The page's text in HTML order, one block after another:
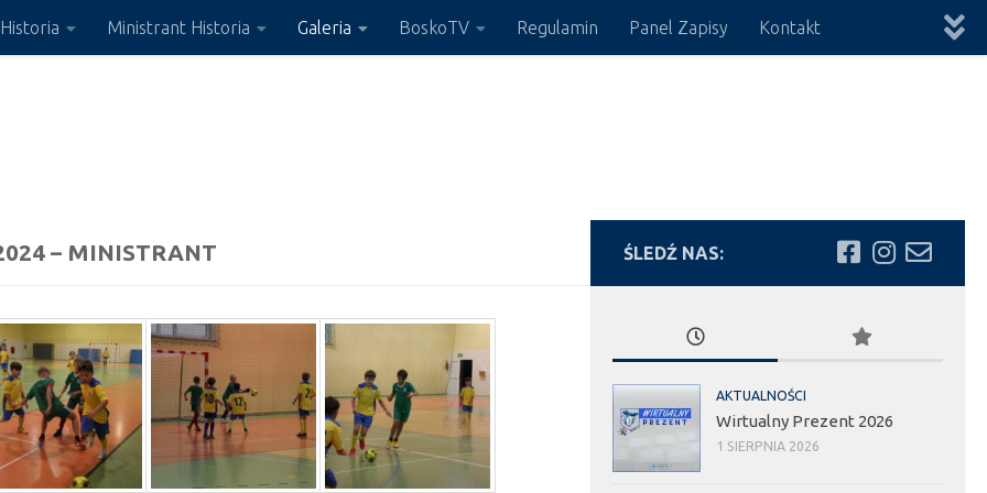
Ministrant Historia Galeria BoskoTV Regulamin Panel Zapisy Kontakt
– MINISTRANT ŚLEDŹ NAS:
AKTUALNOŚCI
Wirtualny Prezent 2026
1 SIERPNIA 2026